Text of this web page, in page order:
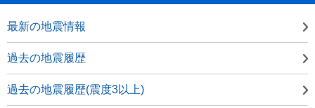
最新の地震情報
過去の地震履歴
過去の地震履歴(震度3以上)